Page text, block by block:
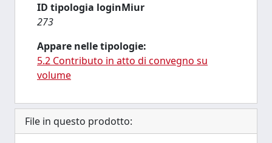
ID tipologia loginMiur
273
Appare nelle tipologie:
5.2 Contributo in atto di convegno su
volume
File in questo prodotto: